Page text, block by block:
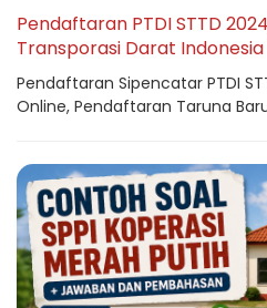
Pendaftaran PTDI STTD
Transporasi Darat
Pendaftaran Sipencatar PTDI
Online, Pendaftaran Taruna Baru